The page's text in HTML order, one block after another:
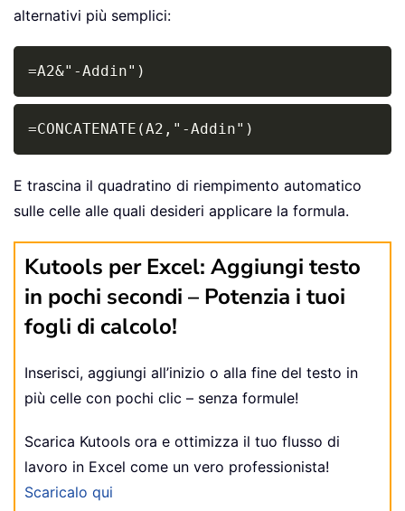
alternativi più semplici:
=A2&"-Addin")
=CONCATENATE(A2,"-Addin")
E trascina il quadratino di riempimento automatico
sulle celle alle quali desideri applicare la formula.
Kutools per Excel: Aggiungi testo
in pochi secondi – Potenzia i tuoi
fogli di calcolo!
Inserisci, aggiungi all’inizio o alla fine del testo in
più celle con pochi clic – senza formule!
Scarica Kutools ora e ottimizza il tuo flusso di
lavoro in Excel come un vero professionista!
Scaricalo qui